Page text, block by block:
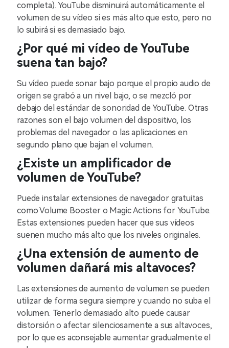
completa). YouTube disminuirá automáticamente el
volumen de su vídeo si es más alto que esto, pero no
lo subirá si es demasiado bajo.
¿Por qué mi vídeo de YouTube
suena tan bajo?
Su vídeo puede sonar bajo porque el propio audio de
origen se grabó a un nivel bajo, o se mezcló por
debajo del estándar de sonoridad de YouTube. Otras
razones son el bajo volumen del dispositivo, los
problemas del navegador o las aplicaciones en
segundo plano que bajan el volumen.
¿Existe un amplificador de
volumen de YouTube?
Puede instalar extensiones de navegador gratuitas
como Volume Booster o Magic Actions for YouTube.
Estas extensiones pueden hacer que sus vídeos
suenen mucho más alto que los niveles originales.
¿Una extensión de aumento de
volumen dañará mis altavoces?
Las extensiones de aumento de volumen se pueden
utilizar de forma segura siempre y cuando no suba el
volumen. Tenerlo demasiado alto puede causar
distorsión o afectar silenciosamente a sus altavoces,
por lo que es aconsejable aumentar gradualmente el